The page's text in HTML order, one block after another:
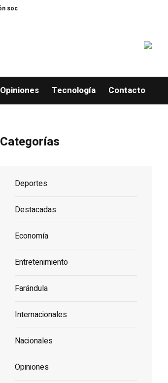
Arranca “A la Escuela con Propeep” en El Caimito, La
Opiniones Tecnología Contacto
Categorías
Deportes
Destacadas
Economía
Entretenimiento
Farándula
Internacionales
Nacionales
Opiniones